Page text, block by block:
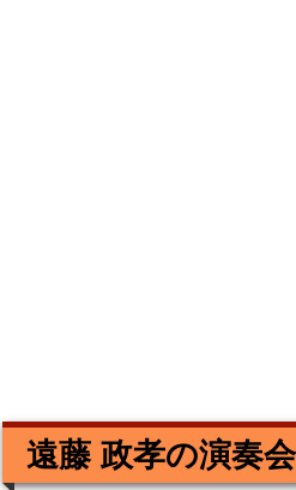
遠藤 政孝の演奏